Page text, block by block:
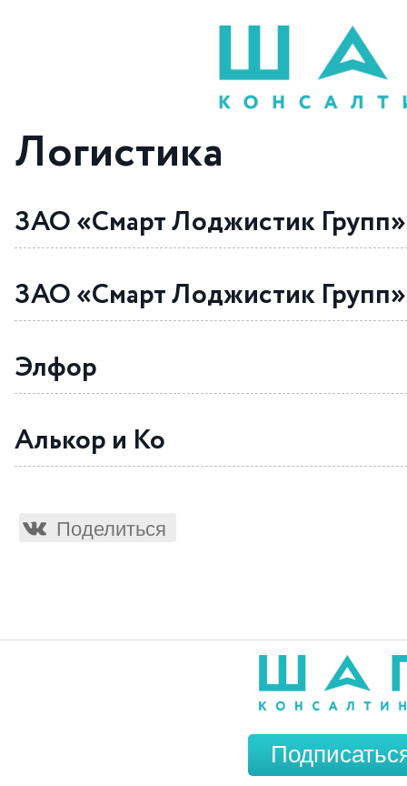
Логистика
ЗАО «Смарт Лоджистик Групп»
ЗАО «Смарт Лоджистик Групп»
Элфор
Алькор и Ко
Поделиться